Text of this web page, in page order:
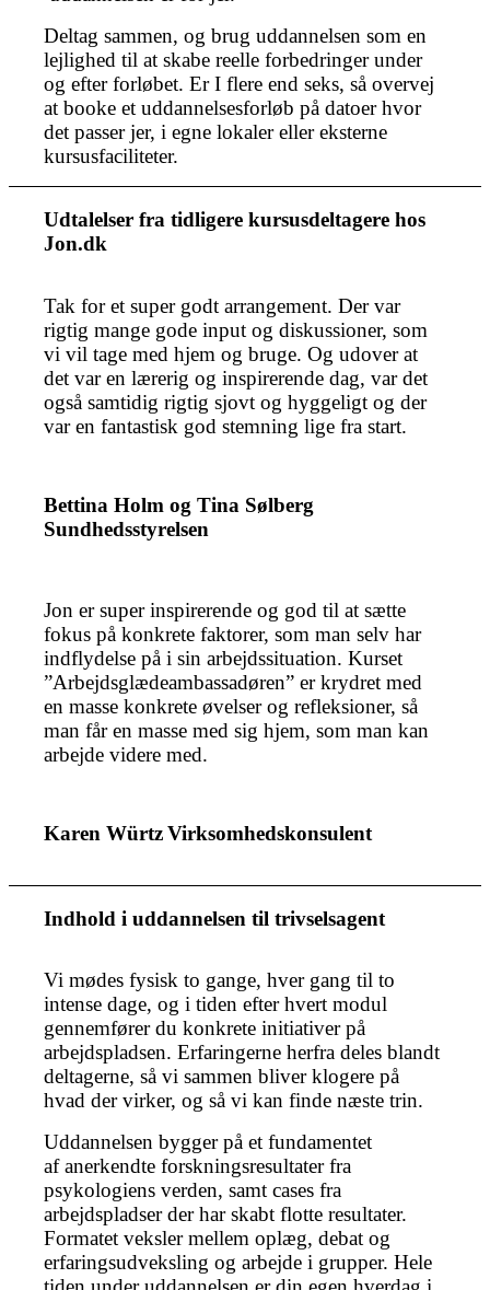
Deltag sammen, og brug uddannelsen som en
lejlighed til at skabe reelle forbedringer under
og efter forløbet. Er I flere end seks, så overvej
at booke et uddannelsesforløb på datoer hvor
det passer jer, i egne lokaler eller eksterne
kursusfaciliteter.
Udtalelser fra tidligere kursusdeltagere hos
Jon.dk
Tak for et super godt arrangement. Der var
rigtig mange gode input og diskussioner, som
vi vil tage med hjem og bruge. Og udover at
det var en lærerig og inspirerende dag, var det
også samtidig rigtig sjovt og hyggeligt og der
var en fantastisk god stemning lige fra start.
Bettina Holm og Tina Sølberg
Sundhedsstyrelsen
Jon er super inspirerende og god til at sætte
fokus på konkrete faktorer, som man selv har
indflydelse på i sin arbejdssituation. Kurset
”Arbejdsglædeambassadøren” er krydret med
en masse konkrete øvelser og refleksioner, så
man får en masse med sig hjem, som man kan
arbejde videre med.
Karen Würtz Virksomhedskonsulent
Indhold i uddannelsen til trivselsagent
Vi mødes fysisk to gange, hver gang til to
intense dage, og i tiden efter hvert modul
gennemfører du konkrete initiativer på
arbejdspladsen. Erfaringerne herfra deles blandt
deltagerne, så vi sammen bliver klogere på
hvad der virker, og så vi kan finde næste trin.
Uddannelsen bygger på et fundamentet
af anerkendte forskningsresultater fra
psykologiens verden, samt cases fra
arbejdspladser der har skabt flotte resultater.
Formatet veksler mellem oplæg, debat og
erfaringsudveksling og arbejde i grupper. Hele